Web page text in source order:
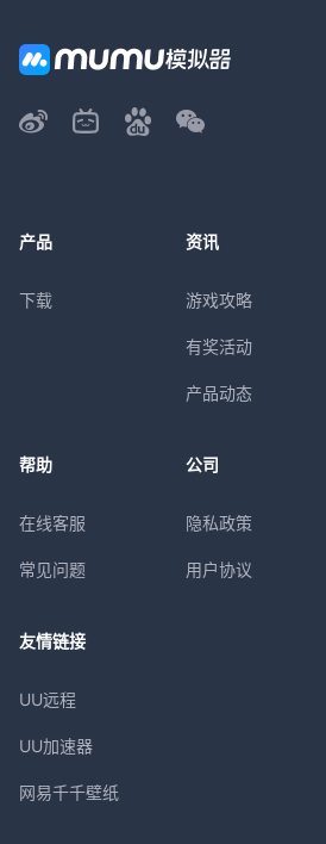
产品
下载
资讯
游戏攻略
有奖活动
产品动态
帮助
在线客服
常见问题
公司
隐私政策
用户协议
友情链接
UU远程
UU加速器
网易千千壁纸